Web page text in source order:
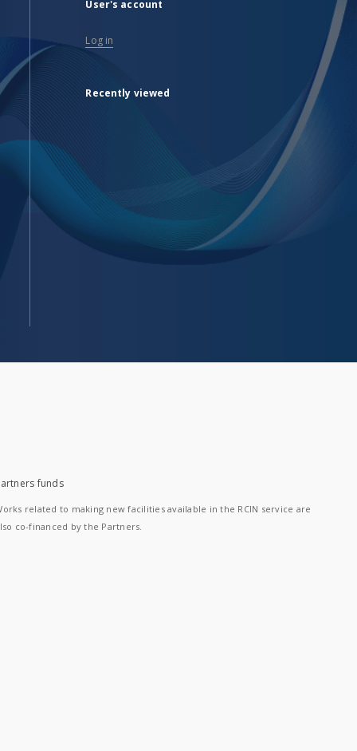
User's account
Log in
Recently viewed
funds
related to making new facilities available in the RCIN service are
co-financed by the Partners.